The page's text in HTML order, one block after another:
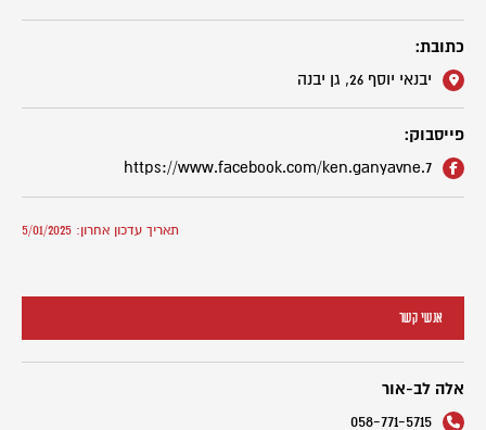
כתובת:
יבנאי יוסף 26, גן יבנה
פייסבוק:
תאריך עדכון אחרון: 5/01/2025
אנשי קשר
אלה לב-אור